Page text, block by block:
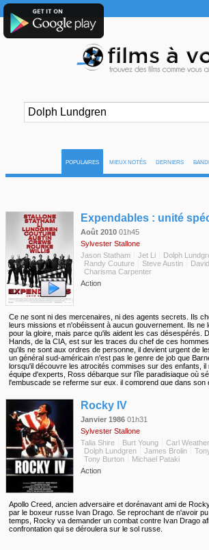
POPULAIRES MIEUX NOTÉS DERNIERS
Expendables : unité
Août 2010 01h45
Sylvester Stallone
Jason Statham
Jet Li Dolph
Randy Couture
Steve Austin
Charisma Carpenter
Action
Ce ne sont ni des mercenaires, ni des agents secrets. Ils
leurs missions et n'obéissent à aucun gouvernement. Ils ne
pour la gloire, mais parce qu'ils aident les cas désespérés.
Hands, de la CIA, est sur les traces du chef de ces
qu'ils ne sont aux ordres de personne, il devient urgent de
un général sud-américain n'est pas le genre de job que
lorsqu'il découvre les atrocités commises sur des enfants, il
équipe d'experts, Ross débarque sur l'île paradisiaque où
l'embuscade se referme sur eux, il comprend que dans son
membre de l'équipe est attendu. Il faudra que chacun
pour en sortir et démasquer celui qui a trahi...
Rocky IV
Janvier 1986 01h31
Sylvester Stallone
Talia Shire
Burt Young Carl
Dolph Lundgren
James Brolin
Tony Burton
Michael Pataki
Action
Apollo Creed, ancien adversaire et dorénavant ami de
par le boxeur russe Ivan Drago. Se reprochant de n'avoir
temps, Rocky va demander un combat contre Ivan Drago
confrontation qui se déroulera sur le sol russe.